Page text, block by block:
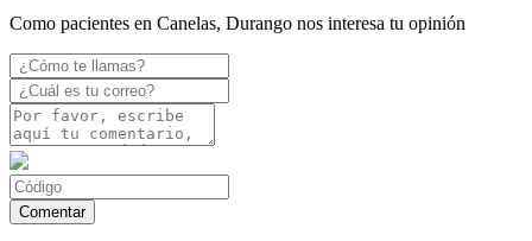
Como pacientes en Canelas, Durango nos interesa tu opinión